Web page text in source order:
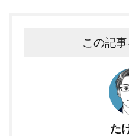
この記
た